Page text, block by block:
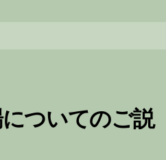
ついてのご説